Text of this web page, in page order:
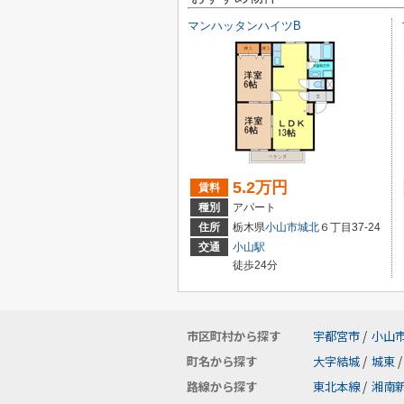
マンハッタンハイツB
賃料 5.2万円
種別
アパート
住所
栃木県小山市城北 ６丁目37-24
交通
小山駅
徒歩24分
市区町村から探す 宇都宮市 / 小山
町名から探す
大字結城 / 城東 /
路線から探す
東北本線 / 湘南